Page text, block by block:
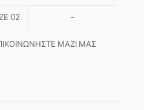
02 –
ΜΑΖΙ ΜΑΣ